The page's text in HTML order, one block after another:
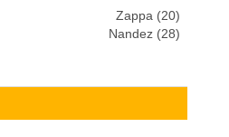
Zappa (20)
Nandez (28)